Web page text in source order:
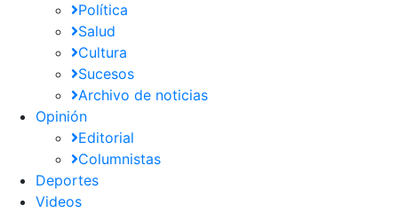
Política
Salud
Cultura
Sucesos
Archivo de noticias
Opinión
Editorial
Columnistas
Deportes
Videos